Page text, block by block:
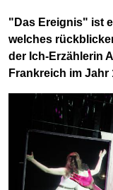
"Das Ereignis" ist
welches
der Ich-Erzählerin
Frankreich im Jahr